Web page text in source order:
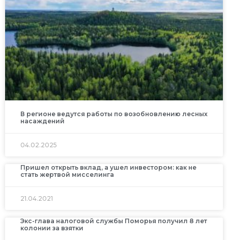
В регионе ведутся работы по возобновлению лесных
насаждений
04.02.2025
Пришел открыть вклад, а ушел инвестором: как не
стать жертвой мисселинга
21.04.2021
Экс-глава налоговой службы Поморья получил 8 лет
колонии за взятки